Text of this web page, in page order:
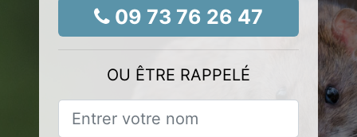
09 73 76 26 47
OU ÊTRE RAPPELÉ